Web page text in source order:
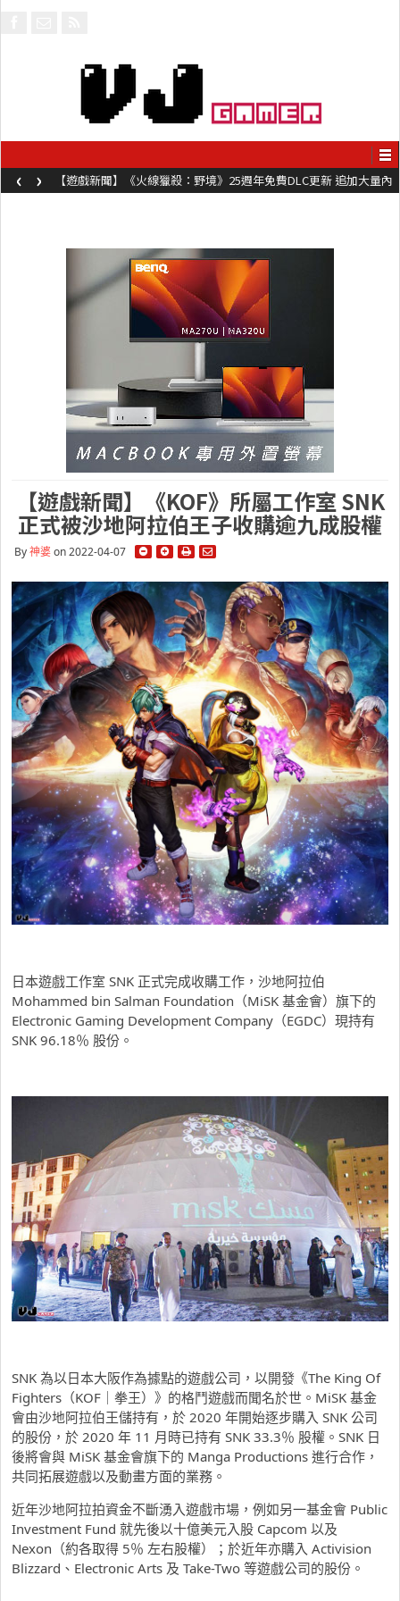
【遊戲新聞】《火線獵殺：野境》25週年免費DLC更新 追加大量內
容同時系舊作限時超平價折扣
‹ ›
【遊戲新聞】《KOF》所屬工作室 SNK
正式被沙地阿拉伯王子收購逾九成股權
By神婆on 2022-04-07
日本遊戲工作室 SNK 正式完成收購工作，沙地阿拉伯
Mohammed bin Salman Foundation（MiSK 基金會）旗下的
Electronic Gaming Development Company（EGDC）現持有
SNK 96.18％ 股份。
SNK 為以日本大阪作為據點的遊戲公司，以開發《The King Of
Fighters（KOF｜拳王）》的格鬥遊戲而聞名於世。MiSK 基金
會由沙地阿拉伯王儲持有，於 2020 年開始逐步購入 SNK 公司
的股份，於 2020 年 11 月時已持有 SNK 33.3％ 股權。SNK 日
後將會與 MiSK 基金會旗下的 Manga Productions 進行合作，
共同拓展遊戲以及動畫方面的業務。
近年沙地阿拉拍資金不斷湧入遊戲市場，例如另一基金會 Public
Investment Fund 就先後以十億美元入股 Capcom 以及
Nexon（約各取得 5％ 左右股權）；於近年亦購入 Activision
Blizzard、Electronic Arts 及 Take-Two 等遊戲公司的股份。